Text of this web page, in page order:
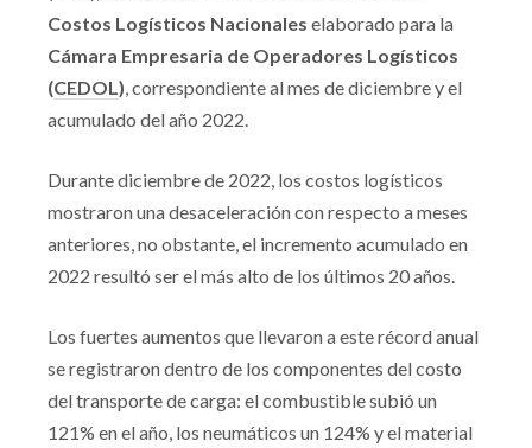
Costos Logísticos Nacionales elaborado para la
Cámara Empresaria de Operadores Logísticos
(CEDOL), correspondiente al mes de diciembre y el
acumulado del año 2022.
Durante diciembre de 2022, los costos logísticos
mostraron una desaceleración con respecto a meses
anteriores, no obstante, el incremento acumulado en
2022 resultó ser el más alto de los últimos 20 años.
Los fuertes aumentos que llevaron a este récord anual
se registraron dentro de los componentes del costo
del transporte de carga: el combustible subió un
121% en el año, los neumáticos un 124% y el material